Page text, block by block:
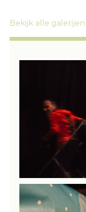
Bekijk alle galerijen